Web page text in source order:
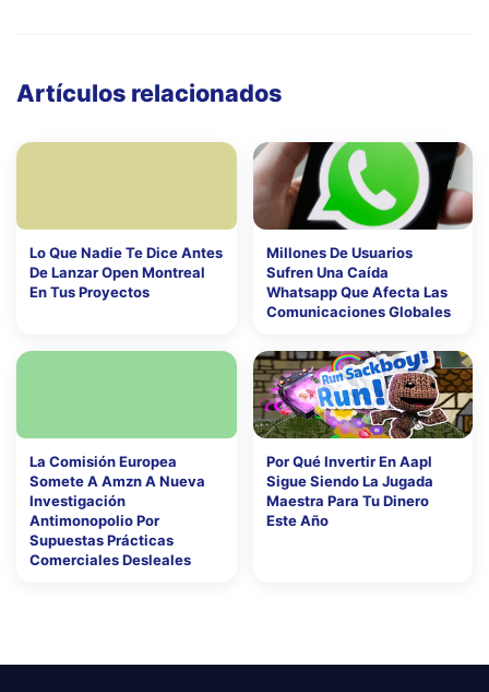
Artículos relacionados
Lo Que Nadie Te Dice Antes
De Lanzar Open Montreal
En Tus Proyectos
Millones De Usuarios
Sufren Una Caída
Whatsapp Que Afecta Las
Comunicaciones Globales
La Comisión Europea
Somete A Amzn A Nueva
Investigación
Antimonopolio Por
Supuestas Prácticas
Comerciales Desleales
Por Qué Invertir En Aapl
Sigue Siendo La Jugada
Maestra Para Tu Dinero
Este Año